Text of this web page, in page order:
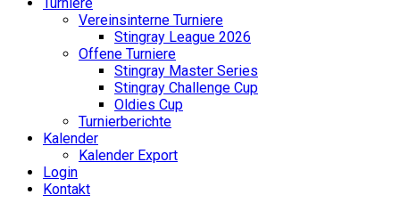
Vereinsinterne Turniere
Stingray League 2026
Offene Turniere
Stingray Master Series
Stingray Challenge Cup
Oldies Cup
Turnierberichte
Kalender
Kalender Export
Login
Kontakt